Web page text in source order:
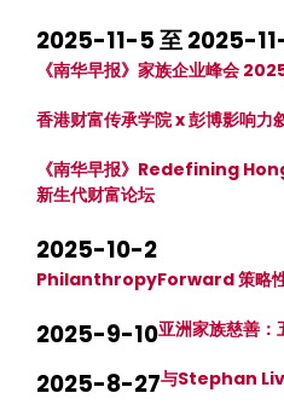
2025-11-5 至 2025-
《南华早报》家族企业峰会
香港财富传承学院 x 彭博影响力
《南华早报》Redefining
新生代财富论坛
2025-10-2
PhilanthropyForward 策略性
2025-9-10亚洲家族慈善：
2025-8-27与Stephan